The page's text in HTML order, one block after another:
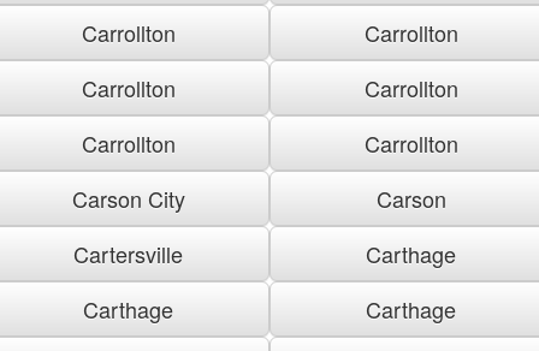
Carrollton
Carrollton
Carrollton
Carrollton
Carrollton
Carrollton
Carson City
Carson
Cartersville
Carthage
Carthage
Carthage